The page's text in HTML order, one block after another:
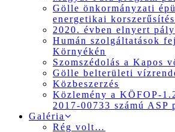
Gölle önkormányzati
energetikai
2020. évben elnyert
Humán szolgáltatások
Környékén
Szomszédolás a Kapos
Gölle belterületi
Közbeszerzés
Közlemény a KÖFOP-
2017-00733 számú ASP
Galéria
Rég volt…